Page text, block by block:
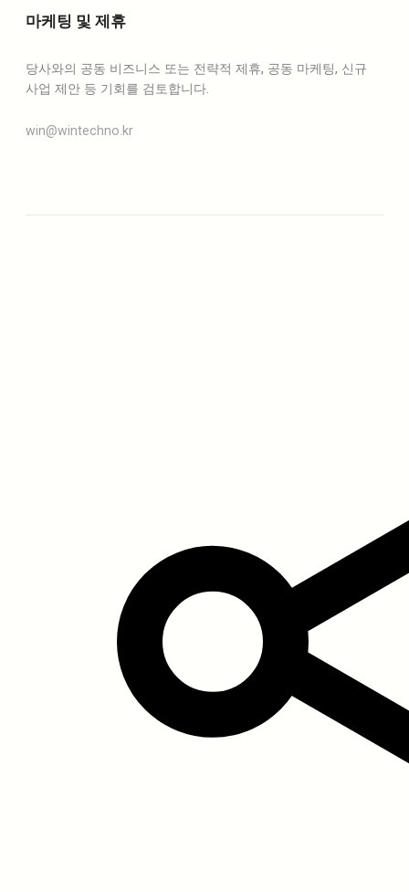
마케팅 및 제휴
당사와의 공동 비즈니스 또는 전략적 제휴, 공동 마케팅, 신규
사업 제안 등 기회를 검토합니다.
win@wintechno.kr